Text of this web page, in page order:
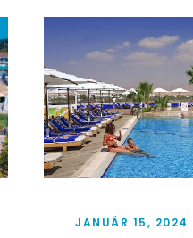
JANUÁR 15, 2024